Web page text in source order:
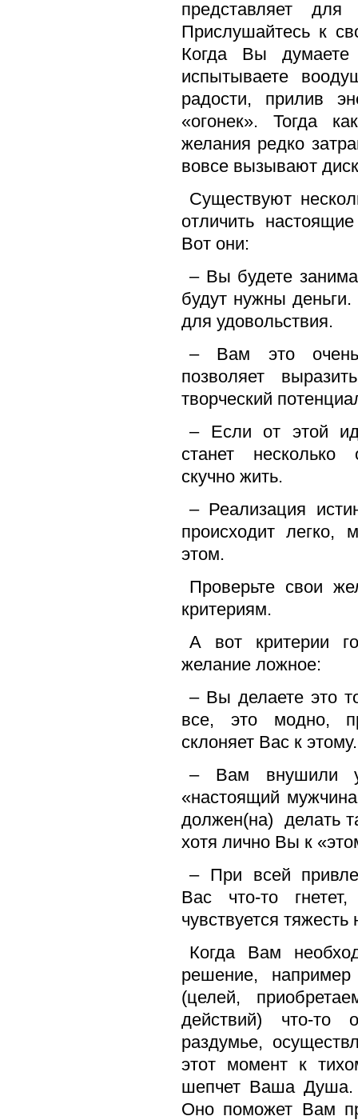
представляет
Прислушайтесь к
Когда Вы
испытываете
радости, прилив
«огонек». Тогда
желания редко
вовсе вызывают
Существуют
отличить
Вот они:
– Вы будете
будут нужны
для удовольствия.
– Вам это очень
позволяет
творческий
– Если от этой
станет несколько
скучно жить.
– Реализация
происходит
этом.
Проверьте свои
критериям.
А вот критерии
желание ложное:
– Вы делаете это
все, это модно,
склоняет Вас к этому.
– Вам внушили
«настоящий
должен(на) делать
хотя лично Вы к
– При всей
Вас что-то
чувствуется
Когда Вам
решение,
(целей,
действий) что-
раздумье,
этот момент к
шепчет Ваша
Оно поможет Вам